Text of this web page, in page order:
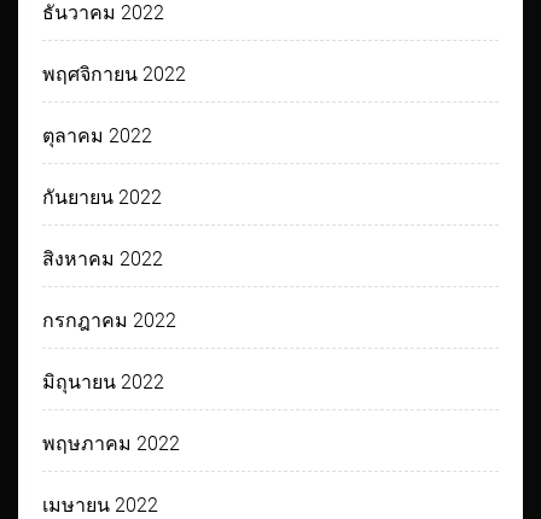
ธันวาคม 2022
พฤศจิกายน 2022
ตุลาคม 2022
กันยายน 2022
สิงหาคม 2022
กรกฎาคม 2022
มิถุนายน 2022
พฤษภาคม 2022
เมษายน 2022